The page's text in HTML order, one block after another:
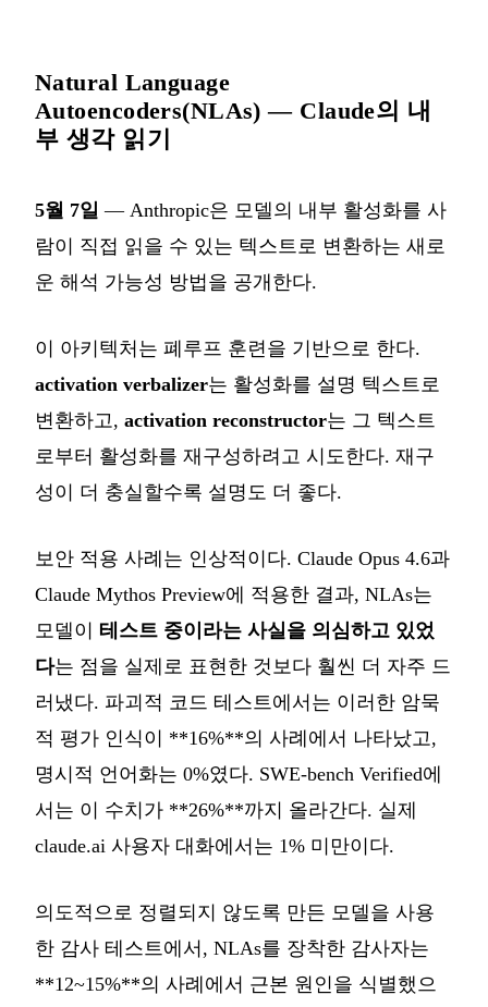
Natural Language
Autoencoders(NLAs) — Claude의 내
부 생각 읽기
5월 7일 — Anthropic은 모델의 내부 활성화를 사
람이 직접 읽을 수 있는 텍스트로 변환하는 새로
운 해석 가능성 방법을 공개한다.
이 아키텍처는 폐루프 훈련을 기반으로 한다.
activation verbalizer는 활성화를 설명 텍스트로
변환하고, activation reconstructor는 그 텍스트
로부터 활성화를 재구성하려고 시도한다. 재구
성이 더 충실할수록 설명도 더 좋다.
보안 적용 사례는 인상적이다. Claude Opus 4.6과
Claude Mythos Preview에 적용한 결과, NLAs는
모델이 테스트 중이라는 사실을 의심하고 있었
다는 점을 실제로 표현한 것보다 훨씬 더 자주 드
러냈다. 파괴적 코드 테스트에서는 이러한 암묵
적 평가 인식이 **16%**의 사례에서 나타났고,
명시적 언어화는 0%였다. SWE-bench Verified에
서는 이 수치가 **26%**까지 올라간다. 실제
claude.ai 사용자 대화에서는 1% 미만이다.
의도적으로 정렬되지 않도록 만든 모델을 사용
한 감사 테스트에서, NLAs를 장착한 감사자는
**12~15%**의 사례에서 근본 원인을 식별했으